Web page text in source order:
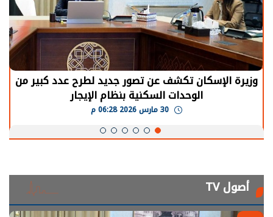
وزيرة الإسكان تكشف عن تصور جديد لطرح عدد كبير من
الوحدات السكنية بنظام الإيجار
أصول TV